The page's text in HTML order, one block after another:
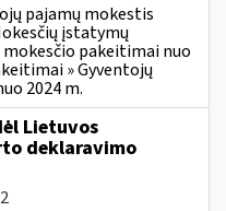
pajamų mokestis
įstatymų
pakeitimai nuo
» Gyventojų
2024 m.
Lietuvos
deklaravimo